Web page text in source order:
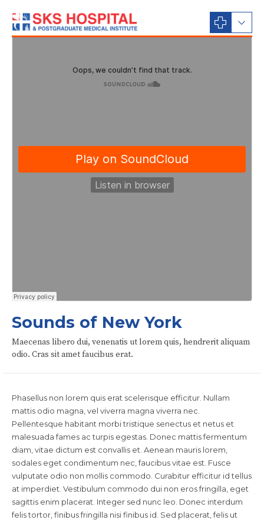
Sounds of New York
Maecenas libero dui, venenatis ut lorem quis, hendrerit aliquam
odio. Cras sit amet faucibus erat.
Phasellus non lorem quis erat scelerisque efficitur. Nullam
mattis odio magna, vel viverra magna viverra nec.
Pellentesque habitant morbi tristique senectus et netus et
malesuada fames ac turpis egestas. Donec mattis fermentum
diam, vitae dictum est convallis et. Aenean mauris lorem,
sodales eget condimentum nec, faucibus vitae est. Fusce
vulputate odio non mollis commodo. Curabitur efficitur id tellus
at imperdiet. Vestibulum commodo dui non eros fringilla, eget
sagittis enim placerat. Integer sed nunc leo. Donec interdum
felis tortor, finibus fringilla nisi finibus id. Sed placerat, felis ut